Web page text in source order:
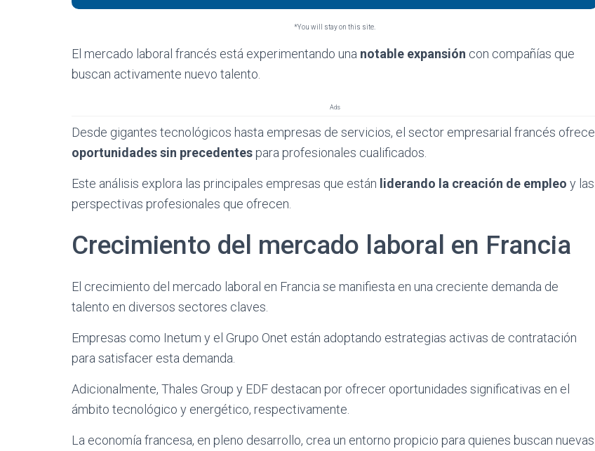
*You will stay on this site.
El mercado laboral francés está experimentando una notable expansión con compañías que
buscan activamente nuevo talento.
Ads
Desde gigantes tecnológicos hasta empresas de servicios, el sector empresarial francés ofrece
oportunidades sin precedentes para profesionales cualificados.
Este análisis explora las principales empresas que están liderando la creación de empleo y las
perspectivas profesionales que ofrecen.
Crecimiento del mercado laboral en Francia
El crecimiento del mercado laboral en Francia se manifiesta en una creciente demanda de
talento en diversos sectores claves.
Empresas como Inetum y el Grupo Onet están adoptando estrategias activas de contratación
para satisfacer esta demanda.
Adicionalmente, Thales Group y EDF destacan por ofrecer oportunidades significativas en el
ámbito tecnológico y energético, respectivamente.
La economía francesa, en pleno desarrollo, crea un entorno propicio para quienes buscan nuevas